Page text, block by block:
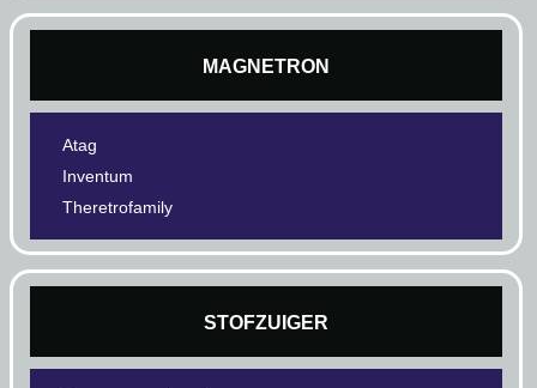
MAGNETRON
Atag
Inventum
Theretrofamily
STOFZUIGER